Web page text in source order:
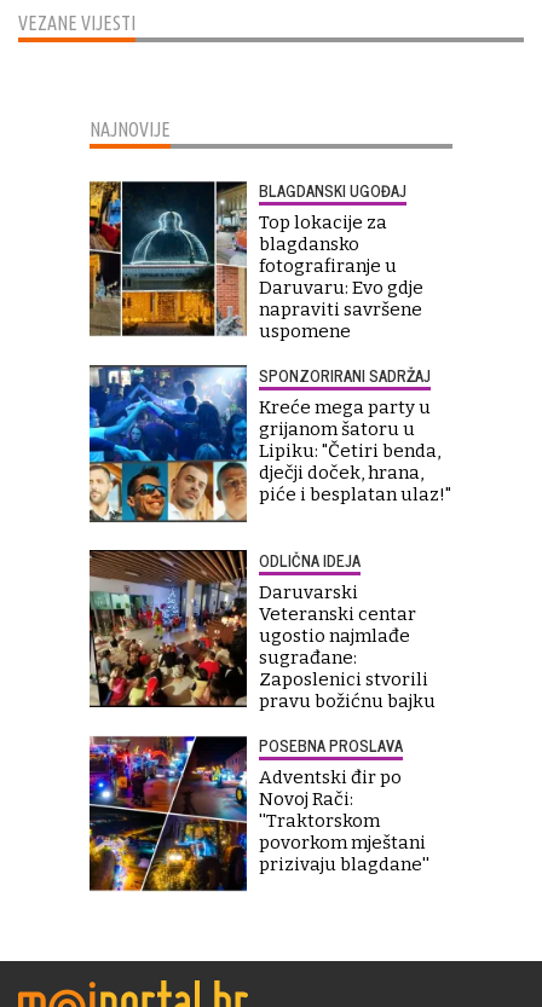
VEZANE VIJESTI
NAJNOVIJE
BLAGDANSKI UGOĐAJ
Top lokacije za
blagdansko
fotografiranje u
Daruvaru: Evo gdje
napraviti savršene
uspomene
SPONZORIRANI SADRŽAJ
Kreće mega party u
grijanom šatoru u
Lipiku: "Četiri benda,
dječji doček, hrana,
piće i besplatan ulaz!"
ODLIČNA IDEJA
Daruvarski
Veteranski centar
ugostio najmlađe
sugrađane:
Zaposlenici stvorili
pravu božićnu bajku
POSEBNA PROSLAVA
Adventski đir po
Novoj Rači:
''Traktorskom
povorkom mještani
prizivaju blagdane''